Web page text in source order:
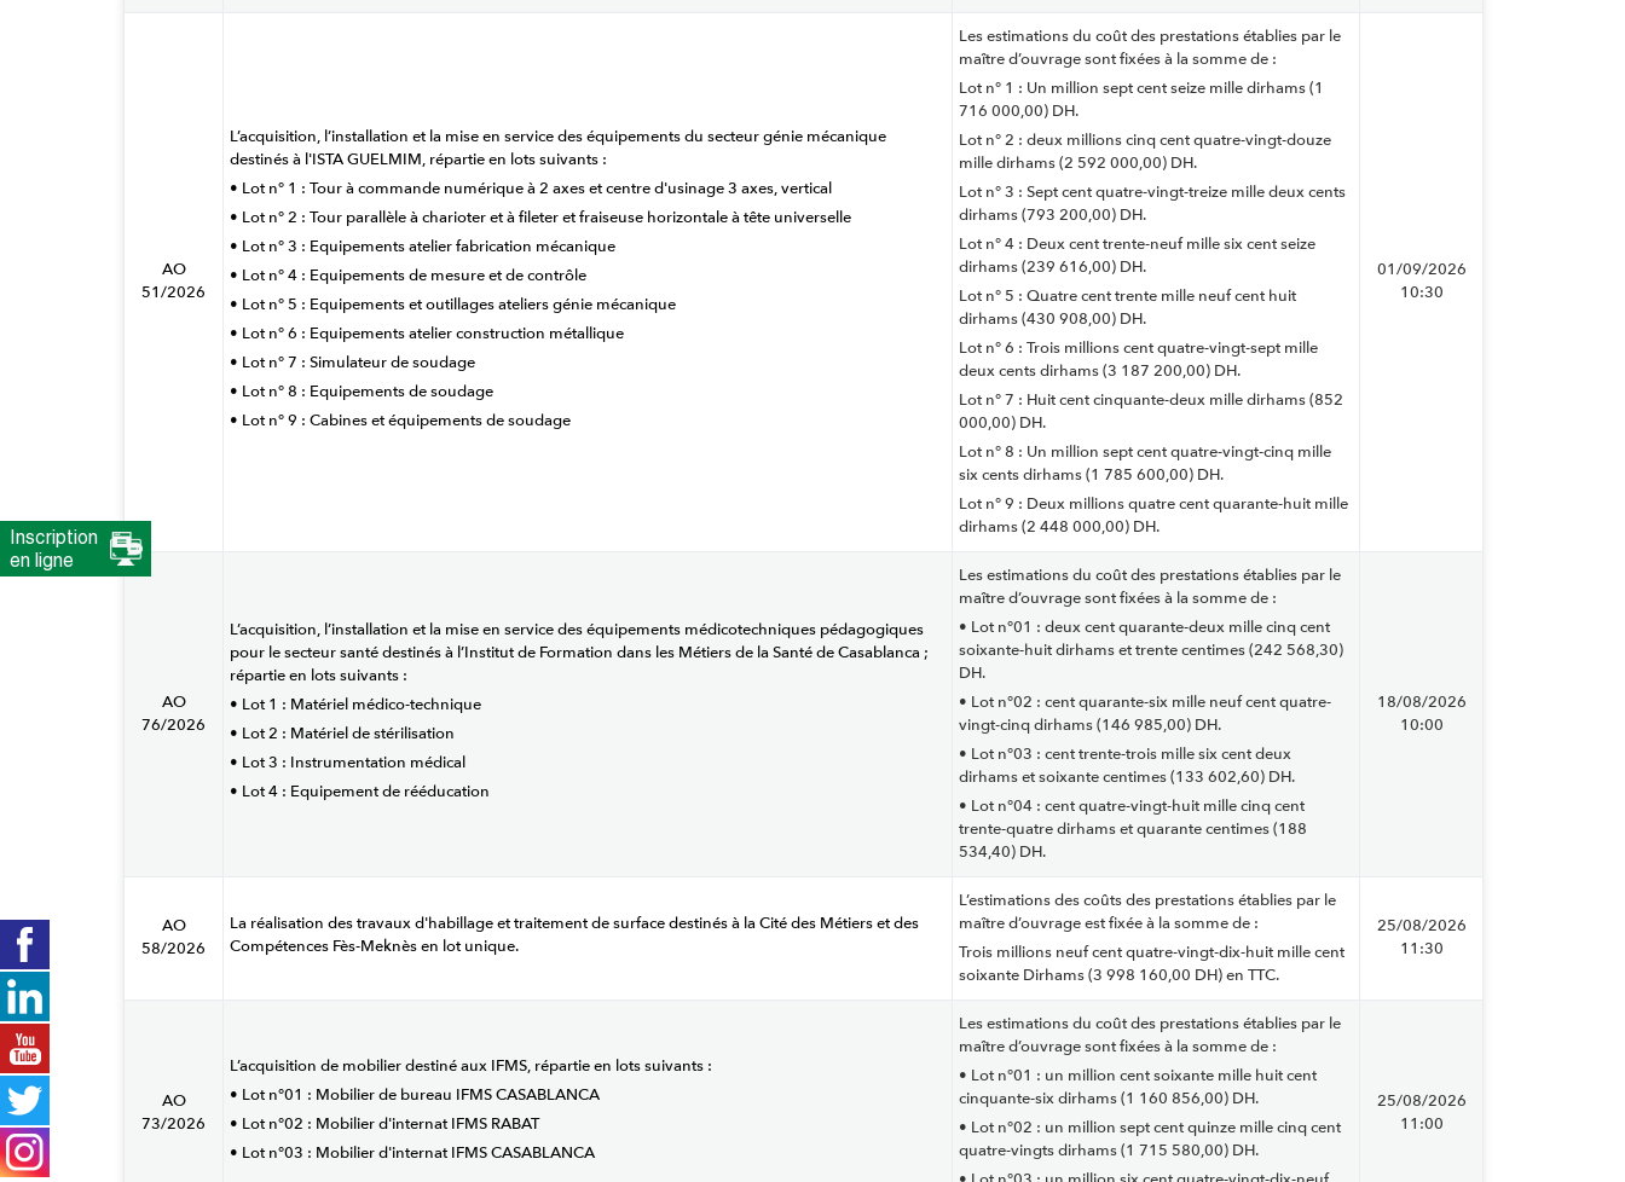
AO
51/2026
L’acquisition, l’installation et la mise en service des équipements du secteur génie mécanique
destinés à l'ISTA GUELMIM, répartie en lots suivants :
• Lot n° 1 : Tour à commande numérique à 2 axes et centre d'usinage 3 axes, vertical
• Lot n° 2 : Tour parallèle à charioter et à fileter et fraiseuse horizontale à tête universelle
• Lot n° 3 : Equipements atelier fabrication mécanique
• Lot n° 4 : Equipements de mesure et de contrôle
• Lot n° 5 : Equipements et outillages ateliers génie mécanique
• Lot n° 6 : Equipements atelier construction métallique
• Lot n° 7 : Simulateur de soudage
• Lot n° 8 : Equipements de soudage
• Lot n° 9 : Cabines et équipements de soudage
Les estimations du coût des prestations établies par le
maître d’ouvrage sont fixées à la somme de :
Lot n° 1 : Un million sept cent seize mille dirhams (1
716 000,00) DH.
Lot n° 2 : deux millions cinq cent quatre-vingt-douze
mille dirhams (2 592 000,00) DH.
Lot n° 3 : Sept cent quatre-vingt-treize mille deux cents
dirhams (793 200,00) DH.
Lot n° 4 : Deux cent trente-neuf mille six cent seize
dirhams (239 616,00) DH.
Lot n° 5 : Quatre cent trente mille neuf cent huit
dirhams (430 908,00) DH.
Lot n° 6 : Trois millions cent quatre-vingt-sept mille
deux cents dirhams (3 187 200,00) DH.
Lot n° 7 : Huit cent cinquante-deux mille dirhams (852
000,00) DH.
Lot n° 8 : Un million sept cent quatre-vingt-cinq mille
six cents dirhams (1 785 600,00) DH.
Lot n° 9 : Deux millions quatre cent quarante-huit mille
dirhams (2 448 000,00) DH.
01/09/2026
10:30
AO
76/2026
L’acquisition, l’installation et la mise en service des équipements médicotechniques pédagogiques
pour le secteur santé destinés à l’Institut de Formation dans les Métiers de la Santé de Casablanca ;
répartie en lots suivants :
• Lot 1 : Matériel médico-technique
• Lot 2 : Matériel de stérilisation
• Lot 3 : Instrumentation médical
• Lot 4 : Equipement de rééducation
Les estimations du coût des prestations établies par le
maître d’ouvrage sont fixées à la somme de :
• Lot n°01 : deux cent quarante-deux mille cinq cent
soixante-huit dirhams et trente centimes (242 568,30)
DH.
• Lot n°02 : cent quarante-six mille neuf cent quatre-
vingt-cinq dirhams (146 985,00) DH.
• Lot n°03 : cent trente-trois mille six cent deux
dirhams et soixante centimes (133 602,60) DH.
• Lot n°04 : cent quatre-vingt-huit mille cinq cent
trente-quatre dirhams et quarante centimes (188
534,40) DH.
18/08/2026
10:00
AO
58/2026
La réalisation des travaux d'habillage et traitement de surface destinés à la Cité des Métiers et des
Compétences Fès-Meknès en lot unique.
L’estimations des coûts des prestations établies par le
maître d’ouvrage est fixée à la somme de :
Trois millions neuf cent quatre-vingt-dix-huit mille cent
soixante Dirhams (3 998 160,00 DH) en TTC.
25/08/2026
11:30
AO
73/2026
L’acquisition de mobilier destiné aux IFMS, répartie en lots suivants :
• Lot n°01 : Mobilier de bureau IFMS CASABLANCA
• Lot n°02 : Mobilier d'internat IFMS RABAT
• Lot n°03 : Mobilier d'internat IFMS CASABLANCA
Les estimations du coût des prestations établies par le
maître d’ouvrage sont fixées à la somme de :
• Lot n°01 : un million cent soixante mille huit cent
cinquante-six dirhams (1 160 856,00) DH.
• Lot n°02 : un million sept cent quinze mille cinq cent
quatre-vingts dirhams (1 715 580,00) DH.
25/08/2026
11:00
Inscription
en ligne